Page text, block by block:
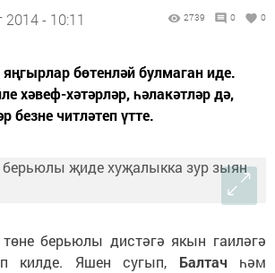
2014 - 10:11 2739 0 0
бөтенләй булмаган иде.
хәвеф-хәтәрләр, һәлакәтләр дә,
безне читләтеп үтте.
берьюлы дистәгә якын гаиләгә
килде. Яшен сугып, Балтачһәм